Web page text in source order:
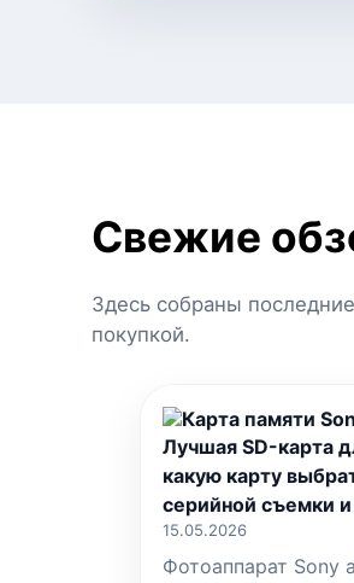
Свежие
Здесь собраны
покупкой.
Лучшая SD-карта
какую карту
серийной съемки
15.05.2026
Фотоаппарат Sony